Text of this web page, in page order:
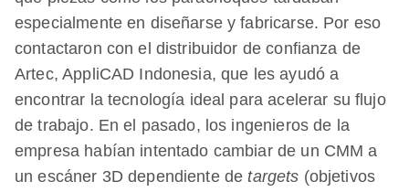
especialmente en diseñarse y fabricarse. Por eso
contactaron con el distribuidor de confianza de
Artec, AppliCAD Indonesia, que les ayudó a
encontrar la tecnología ideal para acelerar su flujo
de trabajo. En el pasado, los ingenieros de la
empresa habían intentado cambiar de un CMM a
un escáner 3D dependiente detargets (objetivos